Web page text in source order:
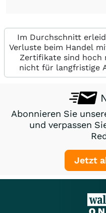
Im Durchschnitt
Verluste beim Handel
Zertifikate sind hoch
nicht für langfristige
Abonnieren Sie
und verpassen
Jetzt